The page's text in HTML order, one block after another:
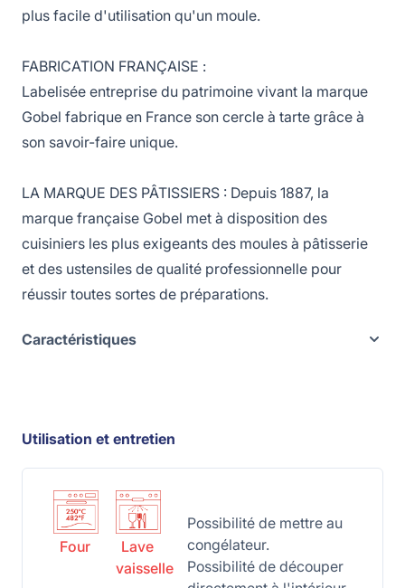
plus facile d'utilisation qu'un moule.
FABRICATION FRANÇAISE :
Labelisée entreprise du patrimoine vivant la marque
Gobel fabrique en France son cercle à tarte grâce à
son savoir-faire unique.
LA MARQUE DES PÂTISSIERS : Depuis 1887, la
marque française Gobel met à disposition des
cuisiniers les plus exigeants des moules à pâtisserie
et des ustensiles de qualité professionnelle pour
réussir toutes sortes de préparations.
Caractéristiques
Utilisation et entretien
Four
Lave
vaisselle
Possibilité de mettre au
congélateur.
Possibilité de découper